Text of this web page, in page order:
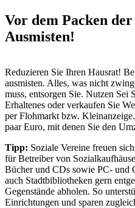
Vor dem Packen
Ausmisten!
Reduzieren Sie Ihren Hausrat!
ausmisten. Alles, was nicht
muss, entsorgen Sie. Nutzen Sei
Erhaltenes oder verkaufen Sie
per Flohmarkt bzw.
paar Euro, mit denen Sie den
Tipp: Soziale Vereine freuen
für Betreiber von
Bücher und CDs sowie PC- und
auch Stadtbibliotheken gern
Gegenstände abholen. So
Einrichtungen und sparen